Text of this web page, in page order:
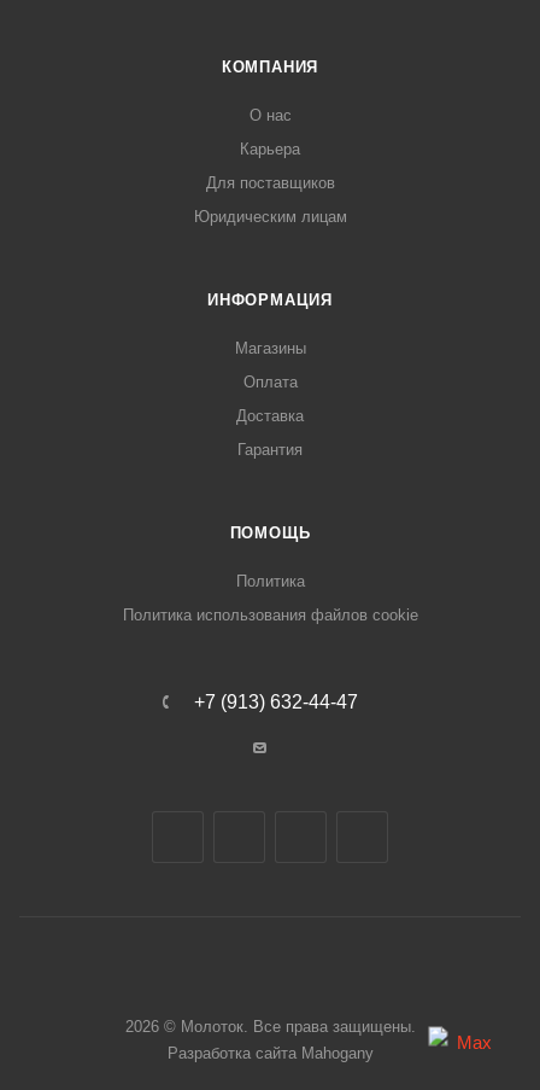
КОМПАНИЯ
О нас
Карьера
Для поставщиков
Юридическим лицам
ИНФОРМАЦИЯ
Магазины
Оплата
Доставка
Гарантия
ПОМОЩЬ
Политика
Политика использования файлов cookie
+7 (913) 632-44-47
2026 © Молоток. Все права защищены.
Разработка сайта Mahogany